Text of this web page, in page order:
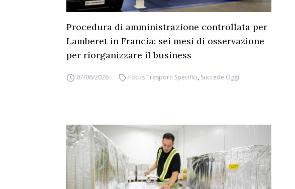
Procedura di amministrazione controllata per
Lamberet in Francia: sei mesi di osservazione
per riorganizzare il business
07/06/2026 Focus Trasporti Specifici, Succede Oggi